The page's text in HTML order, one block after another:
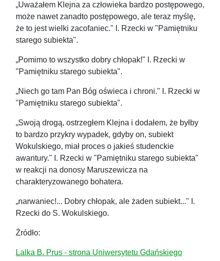
„Uważałem Klejna za człowieka bardzo postępowego,
może nawet zanadto postępowego, ale teraz myślę,
że to jest wielki zacofaniec." I. Rzecki w "Pamiętniku
starego subiekta".
„Pomimo to wszystko dobry chłopak!" I. Rzecki w
"Pamiętniku starego subiekta".
„Niech go tam Pan Bóg oświeca i chroni." I. Rzecki w
"Pamiętniku starego subiekta".
„Swoją drogą, ostrzegłem Klejna i dodałem, że byłby
to bardzo przykry wypadek, gdyby on, subiekt
Wokulskiego, miał proces o jakieś studenckie
awantury." I. Rzecki w "Pamiętniku starego subiekta"
w reakcji na donosy Maruszewicza na
charakteryzowanego bohatera.
„narwaniec!... Dobry chłopak, ale żaden subiekt..." I.
Rzecki do S. Wokulskiego.
Źródło:
Lalka B. Prus - strona Uniwersytetu Gdańskiego